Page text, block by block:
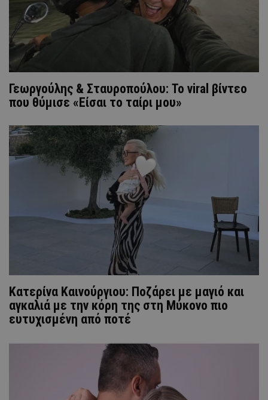
Γεωργούλης & Σταυροπούλου: Το viral βίντεο
που θύμισε «Είσαι το ταίρι μου»
Κατερίνα Καινούργιου: Ποζάρει με μαγιό και
αγκαλιά με την κόρη της στη Μύκονο πιο
ευτυχισμένη από ποτέ